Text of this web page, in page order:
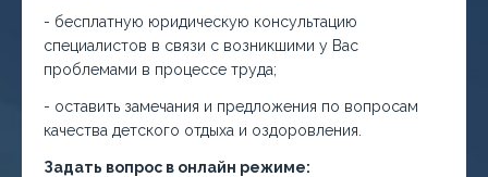
- бесплатную юридическую консультацию
специалистов в связи с возникшими у Вас
проблемами в процессе труда;
- оставить замечания и предложения по вопросам
качества детского отдыха и оздоровления.
Задать вопрос в онлайн режиме: